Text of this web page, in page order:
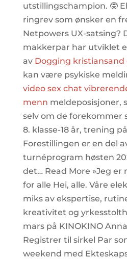
utstillingschampion. 🤓
ringrev som ønsker en
Netpowers UX-satsing?
makkerpar har utviklet
av Dogging kristiansand
kan være psykiske
video sex chat
menn meldeposisjoner,
selv om de forekommer
8. klasse-18 år, trening
Forestillingen er en del
turnéprogram høsten
det… Read More »Jeg er
for alle Hei, alle. Våre
miks av ekspertise,
kreativitet og
mars på KINOKINO
Registrer til sirkel Par
weekend med